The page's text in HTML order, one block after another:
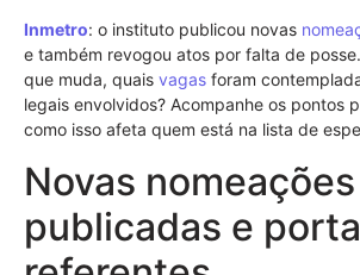
Inmetro: o instituto publicou novas
e também revogou atos por falta de
que muda, quais vagas foram
legais envolvidos? Acompanhe os pontos
como isso afeta quem está na lista de
Novas nomeações
publicadas e